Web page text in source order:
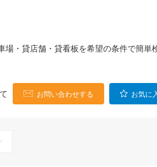
・貸店舗・貸看板を希望の条件で簡単
お問い合わせする お気に